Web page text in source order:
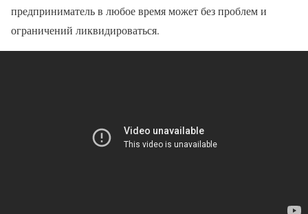
предприниматель в любое время может без проблем и
ограничений ликвидироваться.